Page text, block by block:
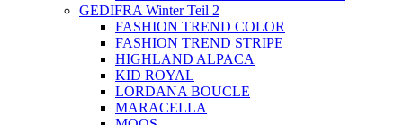
GEDIFRA Winter Teil 2
FASHION TREND COLOR
FASHION TREND STRIPE
HIGHLAND ALPACA
KID ROYAL
LORDANA BOUCLE
MARACELLA